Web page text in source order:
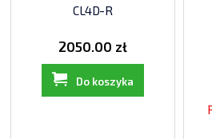
CL4D-R
2050.00 zł
Do koszyka